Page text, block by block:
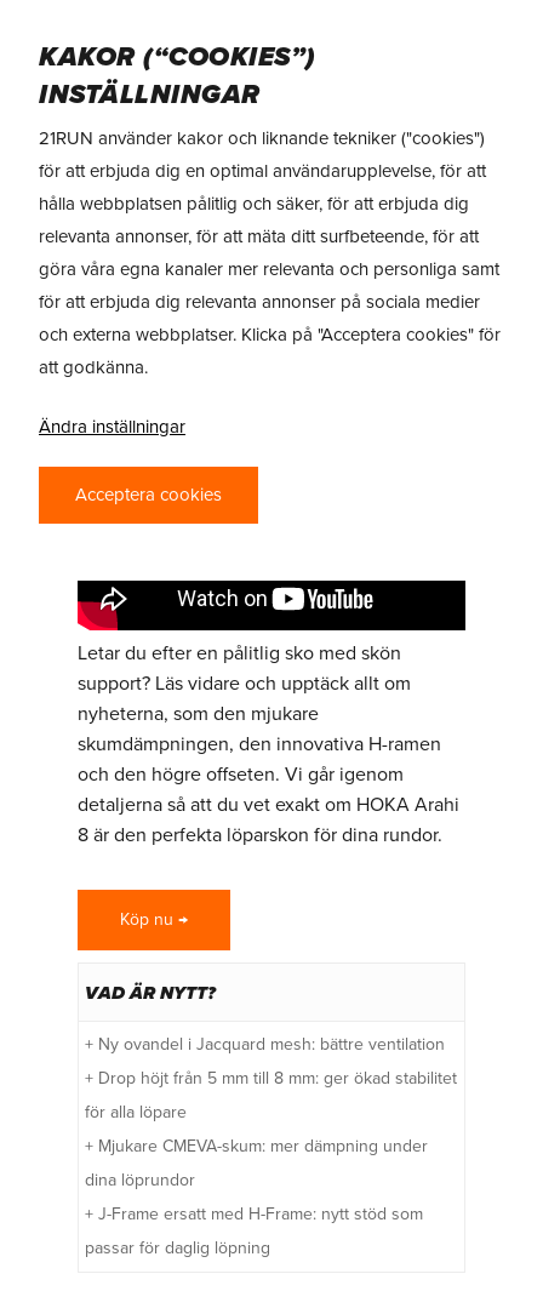
content
REVIEW: HOKA
ARAHI 8 – STOR
UPPDATERING
SOM FUNGERAR
FÖR ALLA?
Letar du efter en pålitlig sko med skön
support? Läs vidare och upptäck allt om
nyheterna, som den mjukare
skumdämpningen, den innovativa H-ramen
och den högre offseten. Vi går igenom
detaljerna så att du vet exakt om HOKA Arahi
8 är den perfekta löparskon för dina rundor.
Köp nu →
VAD ÄR NYTT?
+ Ny ovandel i Jacquard mesh: bättre ventilation
+ Drop höjt från 5 mm till 8 mm: ger ökad stabilitet
för alla löpare
+ Mjukare CMEVA-skum: mer dämpning under
dina löprundor
+ J-Frame ersatt med H-Frame: nytt stöd som
passar för daglig löpning
KAKOR (“COOKIES”)
INSTÄLLNINGAR
21RUN använder kakor och liknande tekniker ("cookies")
för att erbjuda dig en optimal användarupplevelse, för att
hålla webbplatsen pålitlig och säker, för att erbjuda dig
relevanta annonser, för att mäta ditt surfbeteende, för att
göra våra egna kanaler mer relevanta och personliga samt
för att erbjuda dig relevanta annonser på sociala medier
och externa webbplatser. Klicka på "Acceptera cookies" för
att godkänna.
Ändra inställningar
Acceptera cookies